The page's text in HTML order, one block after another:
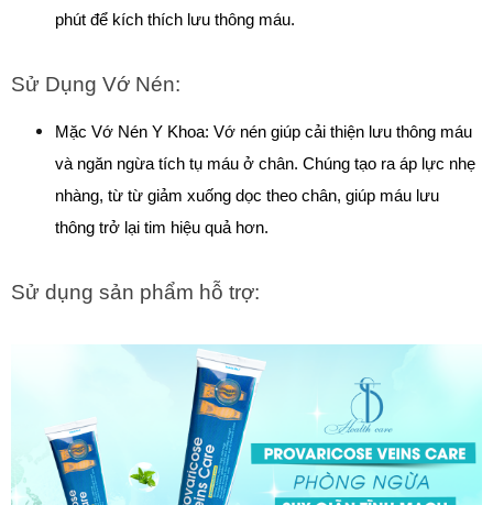
phút để kích thích lưu thông máu.
Sử Dụng Vớ Nén:
Mặc Vớ Nén Y Khoa: Vớ nén giúp cải thiện lưu thông máu
và ngăn ngừa tích tụ máu ở chân. Chúng tạo ra áp lực nhẹ
nhàng, từ từ giảm xuống dọc theo chân, giúp máu lưu
thông trở lại tim hiệu quả hơn.
Sử dụng sản phẩm hỗ trợ: